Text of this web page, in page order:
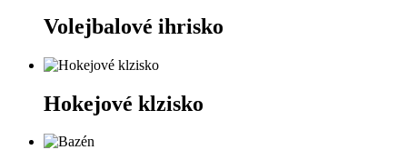
Volejbalové ihrisko
Hokejové klzisko